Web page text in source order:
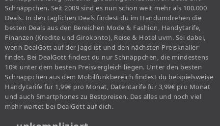
Schnäppchen. Seit 2009 sind es nun schon weit mehr als 100.000
Deals. In den täglichen Deals findest du im Handumdrehen die
besten Deals aus den Bereichen Mode & Fashion, Handytarife,
Finanzen (Kredite und Girokonto), Reise & Hotel uvm. Sei dabei,
wenn DealGott auf der Jagd ist und den nächsten Preisknaller
findet. Bei DealGott findest du nur Schnäppchen, die mindestens
10% unter dem besten Preisvergleich liegen. Unter den besten
Schnäppchen aus dem Mobilfunkbereich findest du beispielsweise
Handytarife für 1,99€ pro Monat, Datentarife für 3,99€ pro Monat
und auch Smartphones zu Bestpreisen. Das alles und noch viel
mehr wartet bei DealGott auf dich.